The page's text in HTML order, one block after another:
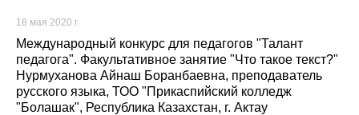
18 мая 2020 г.
Международный конкурс для педагогов "Талант
педагога". Факультативное занятие "Что такое текст?"
Нурмуханова Айнаш Боранбаевна, преподаватель
русского языка, ТОО "Прикаспийский колледж
"Болашак", Республика Казахстан, г. Актау